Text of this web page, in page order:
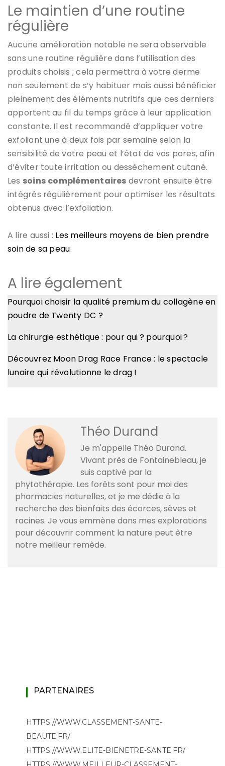
Le maintien d’une routine
régulière
Aucune amélioration notable ne sera observable
sans une routine régulière dans l’utilisation des
produits choisis ; cela permettra à votre derme
non seulement de s’y habituer mais aussi bénéficier
pleinement des éléments nutritifs que ces derniers
apportent au fil du temps grâce à leur application
constante. Il est recommandé d’appliquer votre
exfoliant une à deux fois par semaine selon la
sensibilité de votre peau et l’état de vos pores, afin
d’éviter toute irritation ou dessèchement cutané.
Les soins complémentaires devront ensuite être
intégrés régulièrement pour optimiser les résultats
obtenus avec l’exfoliation.
A lire aussi : Les meilleurs moyens de bien prendre
soin de sa peau
A lire également
Pourquoi choisir la qualité premium du collagène en
poudre de Twenty DC ?
La chirurgie esthétique : pour qui ? pourquoi ?
Découvrez Moon Drag Race France : le spectacle
lunaire qui révolutionne le drag !
Théo Durand
Je m'appelle Théo Durand.
Vivant près de Fontainebleau, je
suis captivé par la
phytothérapie. Les forêts sont pour moi des
pharmacies naturelles, et je me dédie à la
recherche des bienfaits des écorces, sèves et
racines. Je vous emmène dans mes explorations
pour découvrir comment la nature peut être
notre meilleur remède.
PARTENAIRES
HTTPS://WWW.CLASSEMENT-SANTE-
BEAUTE.FR/
HTTPS://WWW.ELITE-BIENETRE-SANTE.FR/